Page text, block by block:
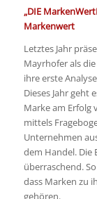
„DIE
Markenwert
Letztes Jahr
Mayrhofer als
ihre erste
Dieses Jahr geht
Marke am Erfolg
mittels
Unternehmen
dem Handel. Die
überraschend.
dass Marken zu
gehören.